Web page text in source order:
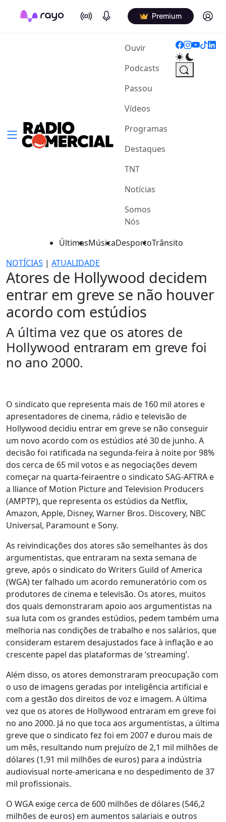
On Air Podcasts Premium Log in
Ouvir(current)
Podcasts
Passou
Vídeos
Programas
Destaques
TNT
Notícias
Somos
Nós
ÚltimasMúsicaDesportoTrânsito
NOTÍCIAS | ATUALIDADE
Atores de Hollywood decidem
entrar em greve se não houver
acordo com estúdios
A última vez que os atores de
Hollywood entraram em greve foi
no ano 2000.
O sindicato que representa mais de 160 mil atores e
apresentadores de cinema, rádio e televisão de
Hollywood decidiu entrar em greve se não conseguir
um novo acordo com os estúdios até 30 de junho. A
decisão foi ratificada na segunda-feira à noite por 98%
dos cerca de 65 mil votos e as negociações devem
começar na quarta-feiraentre o sindicato SAG-AFTRA e
a lliance of Motion Picture and Television Producers
(AMPTP), que representa os estúdios da Netflix,
Amazon, Apple, Disney, Warner Bros. Discovery, NBC
Universal, Paramount e Sony.
As reivindicações dos atores são semelhantes às dos
argumentistas, que entraram na sexta semana de
greve, após o sindicato do Writers Guild of America
(WGA) ter falhado um acordo remuneratório com os
produtores de cinema e televisão. Os atores, muitos
dos quais demonstraram apoio aos argumentistas na
sua luta com os grandes estúdios, pedem também uma
melhoria nas condições de trabalho e nos salários, que
consideram estarem desajustados face à inflação e ao
crescente papel das plataformas de ‘streaming’.
Além disso, os atores demonstraram preocupação com
o uso de imagens geradas por inteligência artificial e
com a gestão dos direitos de voz e imagem. A última
vez que os atores de Hollywood entraram em greve foi
no ano 2000. Já no que toca aos argumentistas, a última
greve que o sindicato fez foi em 2007 e durou mais de
um mês, resultando num prejuízo de 2,1 mil milhões de
dólares (1,91 mil milhões de euros) para a indústria
audiovisual norte-americana e no despedimento de 37
mil profissionais.
O WGA exige cerca de 600 milhões de dólares (546,2
milhões de euros) em aumentos salariais e outros